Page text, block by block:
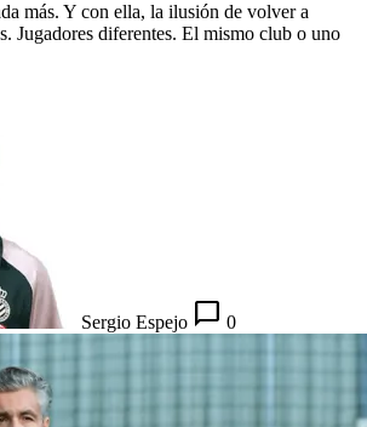
más. Y con ella, la ilusión de volver a
Jugadores diferentes. El mismo club o uno
Sergio Espejo chat_bubble_outline 0